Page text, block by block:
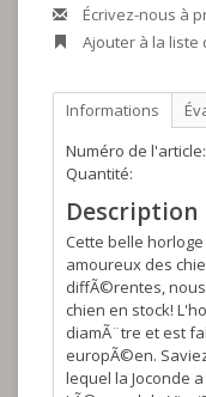
Écrivez-nous à
Ajouter à la liste
Informations
Numéro de l'article:
Quantité:
Cette belle
amoureux des
diffÃ©rentes,
chien en stock!
diamÃ¨tre et est
europÃ©en.
lequel la Joconde